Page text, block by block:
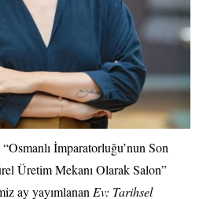
İmparatorluğu’nun Son
Üretim Mekanı Olarak Salon”
ay yayımlanan Ev: Tarihsel